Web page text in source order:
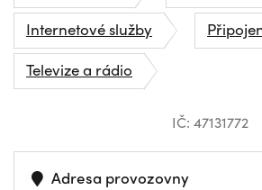
Internetové služby
Televize a rádio
IČ: 47131772
Adresa provozovny